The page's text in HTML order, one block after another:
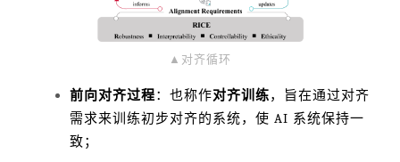
▲对齐循环
前向对齐过程：也称作对齐训练，旨在通过对齐
需求来训练初步对齐的系统，使 AI 系统保持一
致；